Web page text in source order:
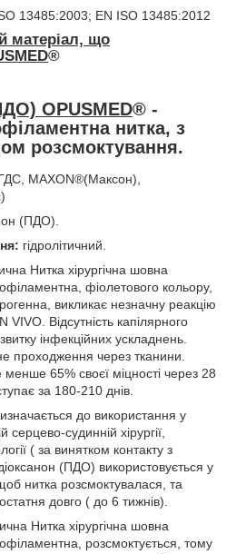
13485:2003; EN ISO 13485:2012
матеріал, що
®
OPUSMED® -
нитка, з
розсмоктування.
MAXON®(Максон),
(ПДО).
гідролітичний.
Нитка хірургічна шовна
фіолетового кольору,
викликає незначну реакцію
VIVO. Відсутність капілярного
інфекційних ускладнень.
проходження через тканини.
менше 65% своєї міцності через 28
за 180-210 днів.
до використання у
серцево-судинній хірургії,
( за винятком контакту з
(ПДО) використовується у
нитка розсмоктувалася, та
довго ( до 6 тижнів).
Нитка хірургічна шовна
розсмоктується, тому